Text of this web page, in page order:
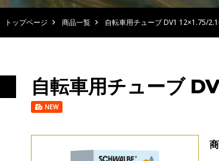
トップページ 商品一覧 自転車用チューブ DV1 12×1.75/
自転車用チューブ
NEW